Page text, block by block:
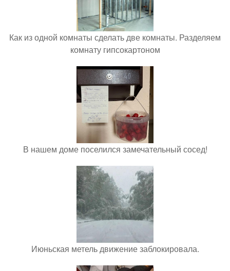
Как из одной комнаты сделать две комнаты. Разделяем
комнату гипсокартоном
В нашем доме поселился замечательный сосед!
Июньская метель движение заблокировала.